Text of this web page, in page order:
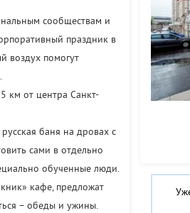
сообществам и
праздник в
воздух помогут
км от центра Санкт-
баня на дровах с
сами в отдельно
обученные люди.
кафе, предложат
– обеды и ужины.